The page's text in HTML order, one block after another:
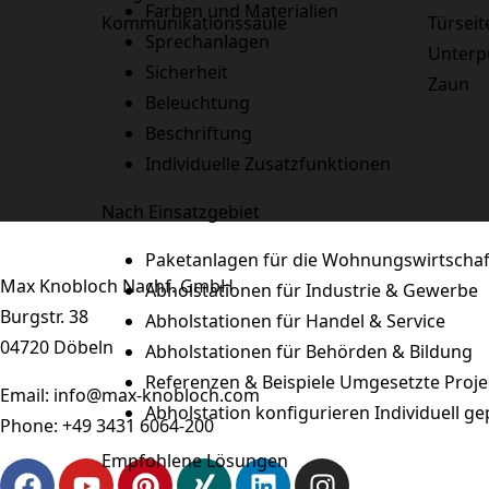
Farben und Materialien
Sprechanlagen
Sicherheit
Beleuchtung
Beschriftung
Individuelle Zusatzfunktionen
Nach Einsatzgebiet
Paketanlagen für die
Abholstationen für Industrie & Gewerbe
Abholstationen für Handel & Service
Abholstationen für Behörden & Bildung
Referenzen & Beispiele Umgesetzte
Abholstation konfigurieren Individuell
Empfohlene Lösungen
Kommunikationssäule
Zaun
Max Knobloch Nachf. GmbH
Burgstr. 38
04720 Döbeln
Email: info@max-knobloch.com
Phone: +49 3431 6064-200